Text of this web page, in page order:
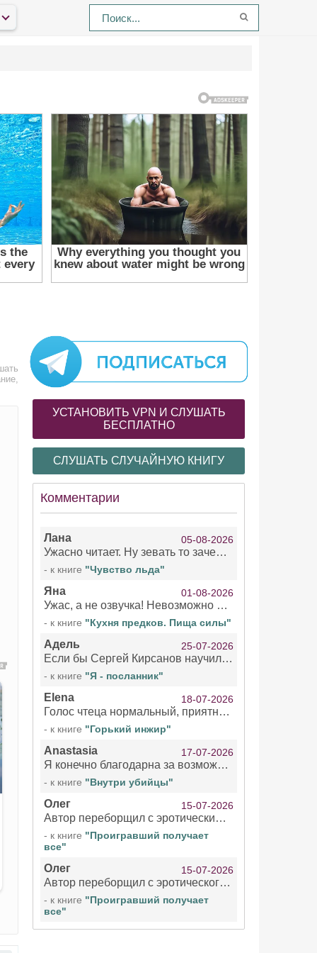
УСТАНОВИТЬ VPN И СЛУШАТЬ
БЕСПЛАТНО
СЛУШАТЬ СЛУЧАЙНУЮ КНИГУ
Комментарии
Лана 05-08-2026
Ужасно читает. Ну зевать то зачем. Уже не говорю, что ударения ставит, как хочет.
- к книге "Чувство льда"
Яна 01-08-2026
Ужас, а не озвучка! Невозможно вникать в смысл текста из за кривляний чтеца
- к книге "Кухня предков. Пища силы"
Адель 25-07-2026
Если бы Сергей Кирсанов научился не сглатывать каждые 1-2 минуты слюну, так что слышно в микрофоне и, что вызывает отвращение, то мелжно было бы слушать.
- к книге "Я - посланник"
Elena 18-07-2026
Голос чтеца нормальный, приятный тембр. Мне очень понравилось озвучивание рассказа. Очень странный отзыв Надежды. Может у неё что-то с нервами?
- к книге "Горький инжир"
Anastasia 17-07-2026
Я конечно благодарна за возможность бесплатно слушать книги даже новинки , но чтение этой книги просто ужасно
- к книге "Внутри убийцы"
Олег 15-07-2026
Автор переборщил с эротическими сценами. Похоже, с этим у него проблемы.
- к книге "Проигравший получает
все"
Олег 15-07-2026
Автор переборщил с эротического сценами. Похоже, с этим у него проблемы.
- к книге "Проигравший получает
все"